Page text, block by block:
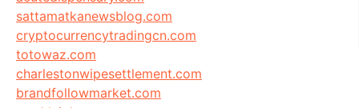
sattamatkanewsblog.com
cryptocurrencytradingcn.com
totowaz.com
charlestonwipesettlement.com
brandfollowmarket.com